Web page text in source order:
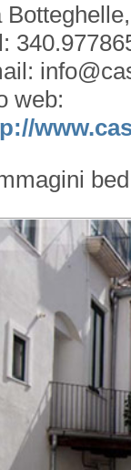
web: